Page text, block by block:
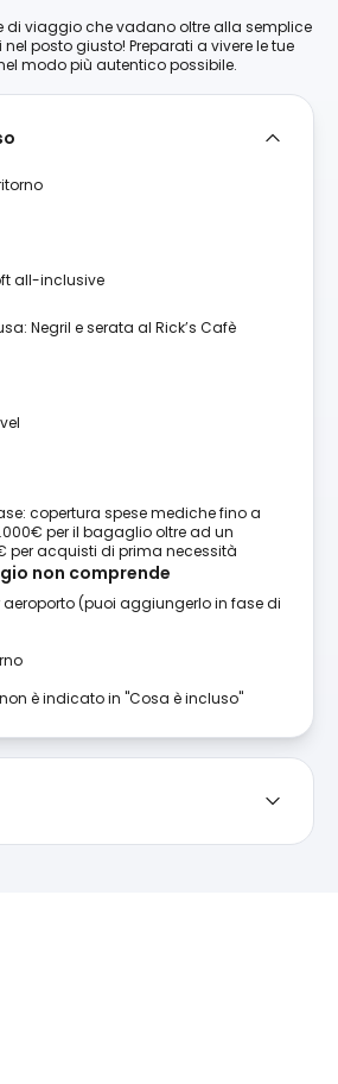
di viaggio che vadano oltre alla semplice
posto giusto! Preparati a vivere le tue
modo più autentico possibile.
all-inclusive
Negril e serata al Rick’s Cafè
copertura spese mediche fino a
per il bagaglio oltre ad un
per acquisti di prima necessità
non comprende
(puoi aggiungerlo in fase di
è indicato in "Cosa è incluso"